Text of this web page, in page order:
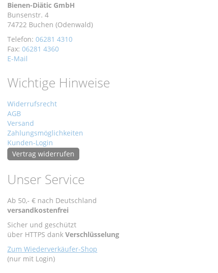
Bienen-Diätic GmbH
Bunsenstr. 4
74722 Buchen (Odenwald)
Telefon: 06281 4310
Fax: 06281 4360
E-Mail
Wichtige Hinweise
Widerrufsrecht
AGB
Versand
Zahlungsmöglichkeiten
Kunden-Login
Vertrag widerrufen
Unser Service
Ab 50,- € nach Deutschland
versandkostenfrei
Sicher und geschützt
über HTTPS dank Verschlüsselung
Zum Wiederverkäufer-Shop
(nur mit Login)